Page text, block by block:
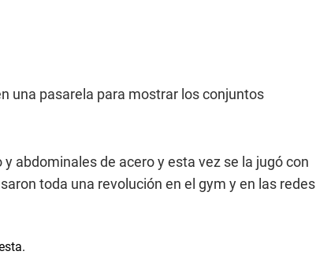
una pasarela para mostrar los conjuntos
abdominales de acero y esta vez se la jugó con
toda una revolución en el gym y en las redes